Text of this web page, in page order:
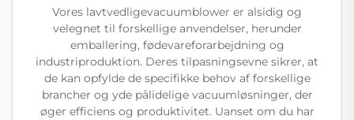
Vores lavtvedligevacuumblower er alsidig og
velegnet til forskellige anvendelser, herunder
emballering, fødevareforarbejdning og
industriproduktion. Deres tilpasningsevne sikrer, at
de kan opfylde de specifikke behov af forskellige
brancher og yde pålidelige vacuumløsninger, der
øger efficiens og produktivitet. Uanset om du har